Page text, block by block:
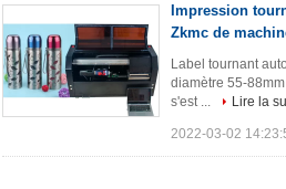
Impression
Zkmc de
Label tournant
diamètre 55-
s'est ...
Lire la
2022-03-02